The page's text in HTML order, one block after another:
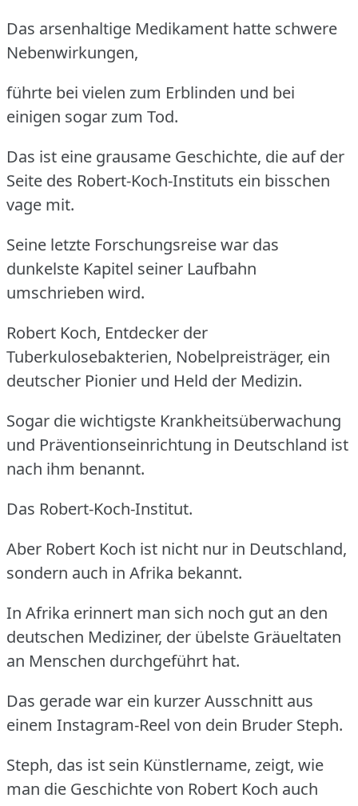
Das arsenhaltige Medikament hatte schwere
Nebenwirkungen,
führte bei vielen zum Erblinden und bei
einigen sogar zum Tod.
Das ist eine grausame Geschichte, die auf der
Seite des Robert-Koch-Instituts ein bisschen
vage mit.
Seine letzte Forschungsreise war das
dunkelste Kapitel seiner Laufbahn
umschrieben wird.
Robert Koch, Entdecker der
Tuberkulosebakterien, Nobelpreisträger, ein
deutscher Pionier und Held der Medizin.
Sogar die wichtigste Krankheitsüberwachung
und Präventionseinrichtung in Deutschland ist
nach ihm benannt.
Das Robert-Koch-Institut.
Aber Robert Koch ist nicht nur in Deutschland,
sondern auch in Afrika bekannt.
In Afrika erinnert man sich noch gut an den
deutschen Mediziner, der übelste Gräueltaten
an Menschen durchgeführt hat.
Das gerade war ein kurzer Ausschnitt aus
einem Instagram-Reel von dein Bruder Steph.
Steph, das ist sein Künstlername, zeigt, wie
man die Geschichte von Robert Koch auch